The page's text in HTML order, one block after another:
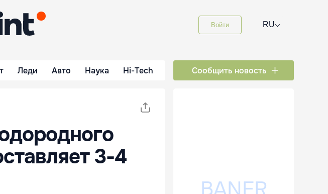
Войти RU⌵
Леди Авто Наука Hi-Tech Сообщить новость
3-4